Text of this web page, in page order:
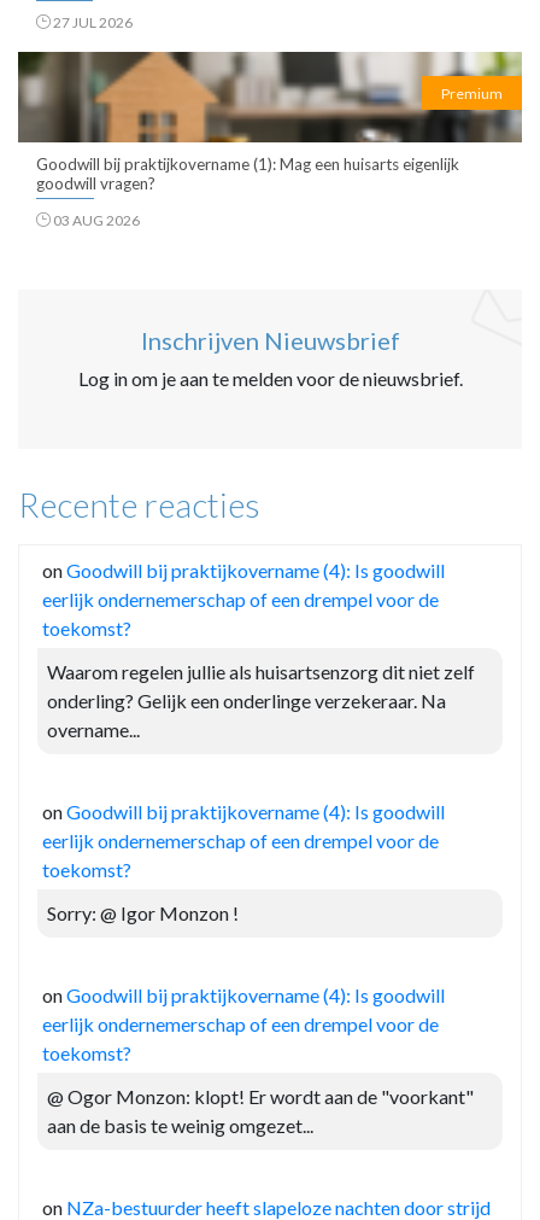
27 JUL 2026
Premium
Goodwill bij praktijkovername (1): Mag een huisarts eigenlijk
goodwill vragen?
03 AUG 2026
Inschrijven Nieuwsbrief
Log in om je aan te melden voor de nieuwsbrief.
Recente reacties
onGoodwill bij praktijkovername (4): Is goodwill
eerlijk ondernemerschap of een drempel voor de
toekomst?
Waarom regelen jullie als huisartsenzorg dit niet zelf
onderling? Gelijk een onderlinge verzekeraar. Na
overname...
onGoodwill bij praktijkovername (4): Is goodwill
eerlijk ondernemerschap of een drempel voor de
toekomst?
Sorry: @ Igor Monzon !
onGoodwill bij praktijkovername (4): Is goodwill
eerlijk ondernemerschap of een drempel voor de
toekomst?
@ Ogor Monzon: klopt! Er wordt aan de "voorkant"
aan de basis te weinig omgezet...
on NZa-bestuurder heeft slapeloze nachten door strijd